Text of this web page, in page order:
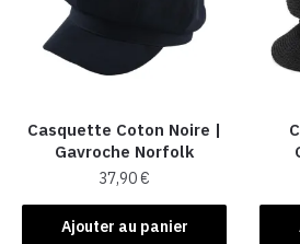
Casquette Coton Noire |
Gavroche Norfolk
37,90€
Ajouter au panier